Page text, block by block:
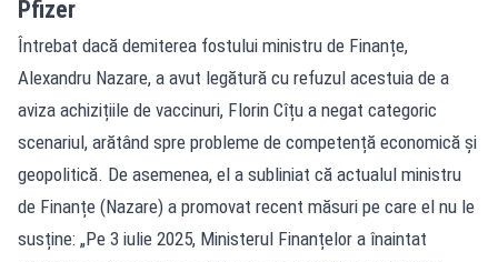
Pfizer
Întrebat dacă demiterea fostului ministru de Finanțe,
Alexandru Nazare, a avut legătură cu refuzul acestuia de a
aviza achizițiile de vaccinuri, Florin Cîțu a negat categoric
scenariul, arătând spre probleme de competență economică și
geopolitică. De asemenea, el a subliniat că actualul ministru
de Finanțe (Nazare) a promovat recent măsuri pe care el nu le
susține: „Pe 3 iulie 2025, Ministerul Finanțelor a înaintat